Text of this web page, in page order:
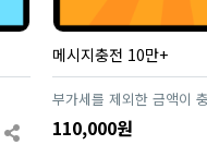
메시지충전 10만+
부가세를 제외한 금액이
110,000원